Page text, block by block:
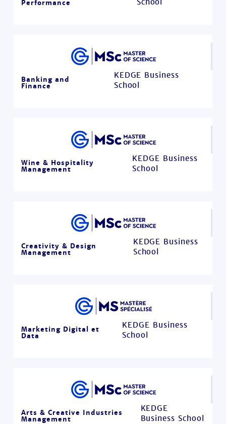
Performance
Banking and
Finance
KEDGE Business
School
Wine & Hospitality
Management
KEDGE Business
School
Creativity & Design
Management
KEDGE Business
School
Marketing Digital et
Data
KEDGE Business
School
Arts & Creative Industries
Management
KEDGE
Business School